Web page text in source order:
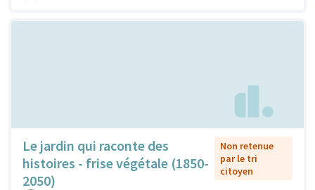
Le jardin qui raconte des
histoires - frise végétale (1850-
2050)
Non retenue
par le tri
citoyen